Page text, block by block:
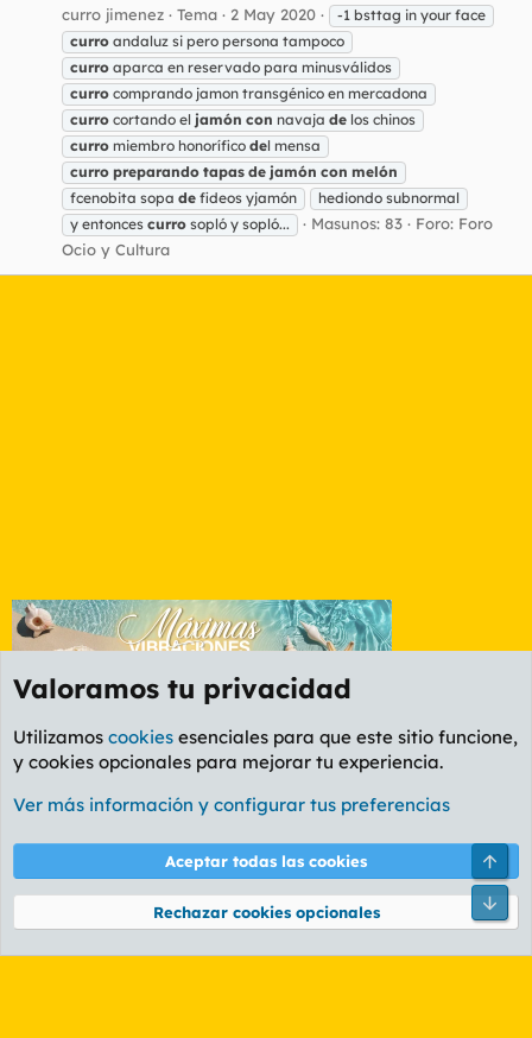
curro jimenez Tema 2 May 2020
-1 bsttag in your face
curro andaluz si pero persona tampoco
curro aparca en reservado para minusválidos
curro comprando jamon transgénico en mercadona
curro cortando el jamón con navaja de los chinos
curro miembro honorífico del mensa
curro preparando tapas de jamón con melón
fcenobita sopa de fideos yjamón
hediondo subnormal
y entonces curro sopló y sopló... Masunos: 83 Foro: Foro
Ocio y Cultura
Etiquetas
Cookies
PL OLDSTYLE AMARILLO
Términos y reglas Política de privacidad Ayuda
Community platform by XenForo® © 2010-2026 XenForo Ltd.
Valoramos tu privacidad
Utilizamos cookies esenciales para que este sitio funcione,
y cookies opcionales para mejorar tu experiencia.
Ver más información y configurar tus preferencias
Aceptar todas las cookies
Rechazar cookies opcionales
Pie